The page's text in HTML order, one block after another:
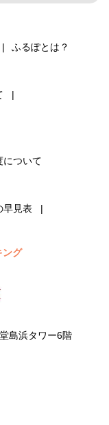
ふるぽとは？
について
早見表
ング
島浜タワー6階